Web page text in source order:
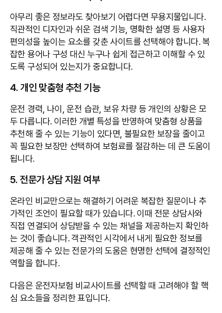
아무리 좋은 정보라도 찾아보기 어렵다면 무용지물입니다.
직관적인 디자인과 쉬운 검색 기능, 명확한 설명 등 사용자
편의성을 높이는 요소를 갖춘 사이트를 선택해야 합니다. 복
잡한 용어나 구성 대신 누구나 쉽게 접근하고 이해할 수 있
도록 구성되어 있는지가 중요합니다.
4. 개인 맞춤형 추천 기능
운전 경력, 나이, 운전 습관, 보유 차량 등 개인의 상황은 모
두 다릅니다. 이러한 개별 특성을 반영하여 맞춤형 상품을
추천해 줄 수 있는 기능이 있다면, 불필요한 보장을 줄이고
꼭 필요한 보장만 선택하여 보험료를 절감하는 데 큰 도움이
됩니다.
5. 전문가 상담 지원 여부
온라인 비교만으로는 해결하기 어려운 복잡한 질문이나 추
가적인 조언이 필요할 때가 있습니다. 이때 전문 상담사와
직접 연결되어 상담받을 수 있는 채널을 제공하는지 확인하
는 것이 좋습니다. 객관적인 시각에서 내게 필요한 정보를
제공해 줄 수 있는 전문가의 도움은 현명한 선택에 결정적인
역할을 합니다.
다음은 운전자보험 비교사이트를 선택할 때 고려해야 할 핵
심 요소들을 정리한 표입니다.